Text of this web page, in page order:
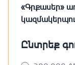
«Գրքասեր»
Ընտրեք